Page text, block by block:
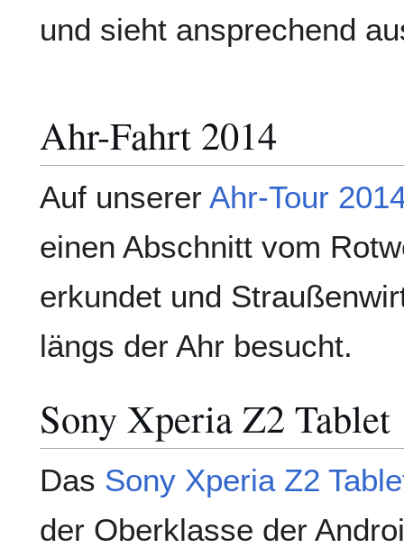
und sieht ansprechend
Ahr-Fahrt 2014
Auf unserer Ahr-Tour
einen Abschnitt vom
erkundet und
längs der Ahr besucht.
Sony Xperia Z2 Tablet
Das Sony Xperia Z2
der Oberklasse der